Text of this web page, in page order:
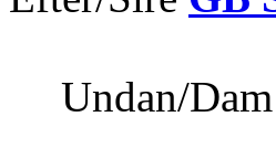
Undan/Dam